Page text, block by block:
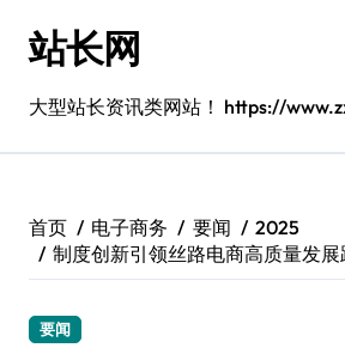
站长网
大型站长资讯类网站！ https://
首页 电子商务 要闻
2025
制度创新引领丝路电商高质量发
要闻